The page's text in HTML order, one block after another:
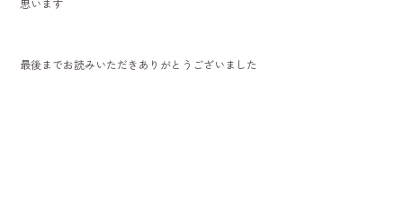
最後までお読みいただきありがとうございました